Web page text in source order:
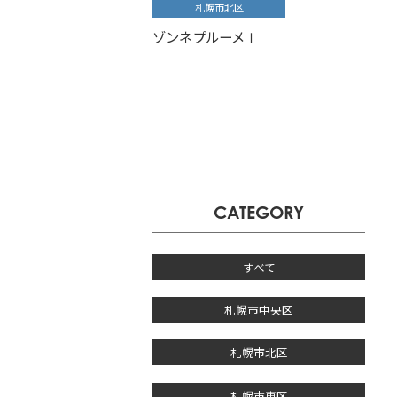
札幌市北区
ゾンネプルーメⅠ
CATEGORY
すべて
札幌市中央区
札幌市北区